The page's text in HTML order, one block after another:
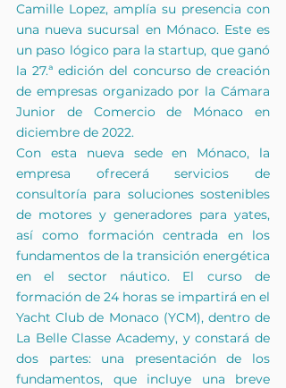
Camille Lopez, amplía su presencia con
una nueva sucursal en Mónaco. Este es
un paso lógico para la startup, que ganó
la 27.ª edición del concurso de creación
de empresas organizado por la Cámara
Junior de Comercio de Mónaco en
diciembre de 2022.
Con esta nueva sede en Mónaco, la
empresa ofrecerá servicios de
consultoría para soluciones sostenibles
de motores y generadores para yates,
así como formación centrada en los
fundamentos de la transición energética
en el sector náutico. El curso de
formación de 24 horas se impartirá en el
Yacht Club de Monaco (YCM), dentro de
La Belle Classe Academy, y constará de
dos partes: una presentación de los
fundamentos, que incluye una breve